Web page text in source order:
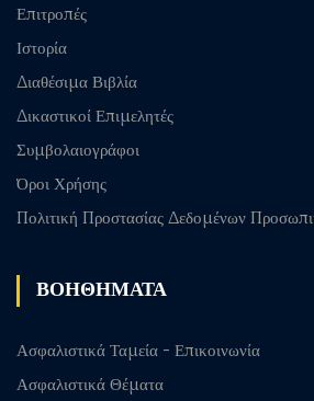
Επιτροπές
Ιστορία
Διαθέσιμα Βιβλία
Δικαστικοί Επιμελητές
Συμβολαιογράφοι
Όροι Χρήσης
Πολιτική Προστασίας Δεδομένων
ΒΟΗΘΗΜΑΤΑ
Ασφαλιστικά Ταμεία - Επικοινωνία
Ασφαλιστικά Θέματα